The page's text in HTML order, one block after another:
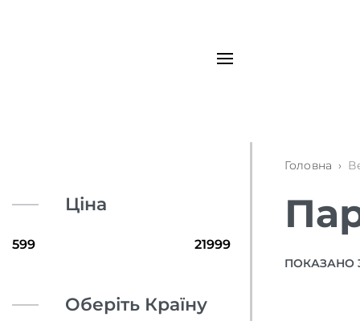
Ціна
Оберіть Країну
Головна ›
ПОКАЗАНО